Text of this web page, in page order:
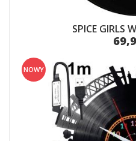
SPICE GIRLS
NOWY